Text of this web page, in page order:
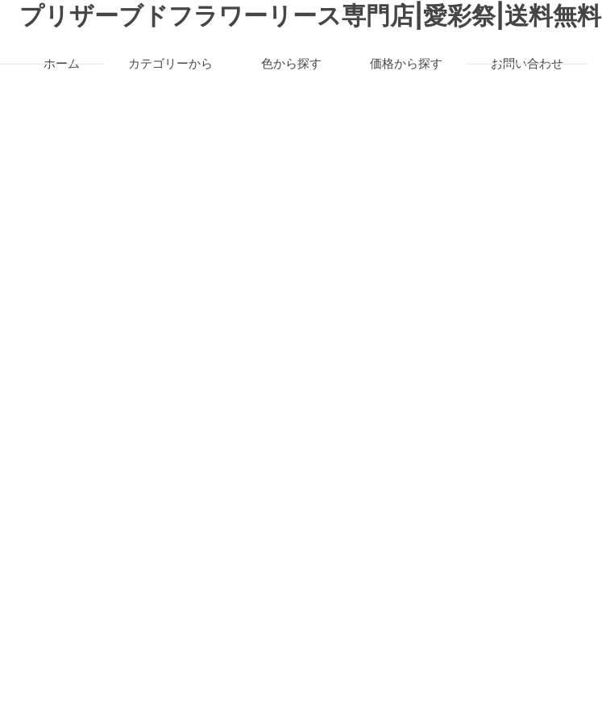
プリザーブドフラワーリース専門店|愛彩祭|送料無料
ホーム カテゴリーから 色から探す 価格から探す お問い合わせ